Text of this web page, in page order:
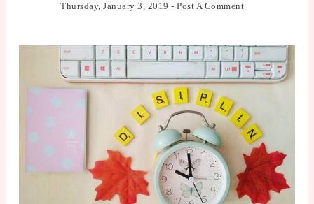
Thursday, January 3, 2019-Post A Comment